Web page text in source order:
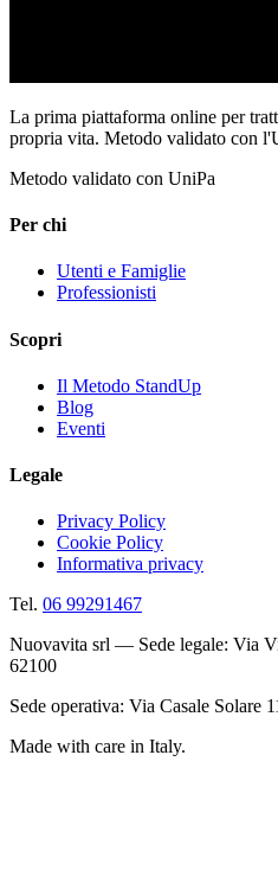
La prima piattaforma online per
propria vita. Metodo validato con
Metodo validato con UniPa
Per chi
Utenti e Famiglie
Professionisti
Scopri
Il Metodo StandUp
Blog
Eventi
Legale
Privacy Policy
Cookie Policy
Informativa privacy
Tel. 06 99291467
Nuovavita srl — Sede legale: Via
62100
Sede operativa: Via Casale Solare
Made with care in Italy.